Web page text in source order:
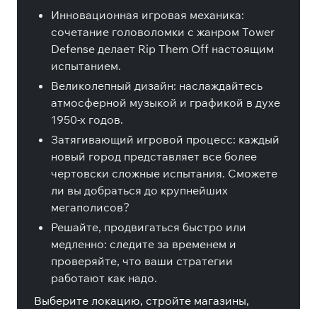
Инновационная игровая механика:
сочетание головоломки с жанром Tower
Defense делает Rip Them Off настоящим
испытанием.
Великолепный дизайн: наслаждайтесь
атмосферной музыкой и графикой в духе
1950-х годов.
Затягивающий игровой процесс: каждый
новый город представляет все более
чертовски сложные испытания. Сможете
ли вы добраться до крупнейших
мегаполисов?
Решайте, продвигаться быстро или
медленно: следите за временем и
проверяйте, что ваши стратегии
работают как надо.
Выберите локацию, стройте магазины,